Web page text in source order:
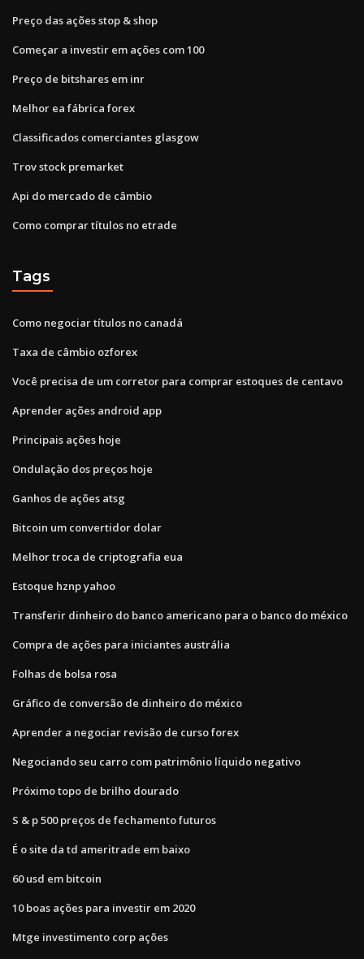
Preço das ações stop & shop
Começar a investir em ações com 100
Preço de bitshares em inr
Melhor ea fábrica forex
Classificados comerciantes glasgow
Trov stock premarket
Api do mercado de câmbio
Como comprar títulos no etrade
Tags
Como negociar títulos no canadá
Taxa de câmbio ozforex
Você precisa de um corretor para comprar estoques de centavo
Aprender ações android app
Principais ações hoje
Ondulação dos preços hoje
Ganhos de ações atsg
Bitcoin um convertidor dolar
Melhor troca de criptografia eua
Estoque hznp yahoo
Transferir dinheiro do banco americano para o banco do méxico
Compra de ações para iniciantes austrália
Folhas de bolsa rosa
Gráfico de conversão de dinheiro do méxico
Aprender a negociar revisão de curso forex
Negociando seu carro com patrimônio líquido negativo
Próximo topo de brilho dourado
S & p 500 preços de fechamento futuros
É o site da td ameritrade em baixo
60 usd em bitcoin
10 boas ações para investir em 2020
Mtge investimento corp ações